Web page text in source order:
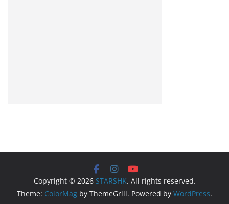
Copyright © 2026 STARSHK. All rights reserved.
Theme: ColorMag by ThemeGrill. Powered by WordPress.